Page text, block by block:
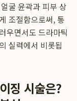
굴 윤곽과 피부 상
조절함으로써, 통
우면서도 드라마틱
실력에서 비롯됩
징 시술은?